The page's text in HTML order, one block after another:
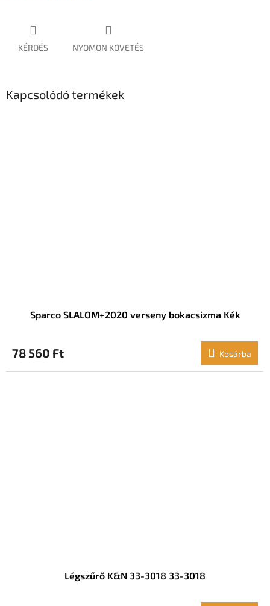
KÉRDÉS NYOMON KÖVETÉS
Kapcsolódó termékek
Sparco SLALOM+2020 verseny bokacsizma Kék
78 560 Ft Kosárba
Légszűrő K&N 33-3018 33-3018